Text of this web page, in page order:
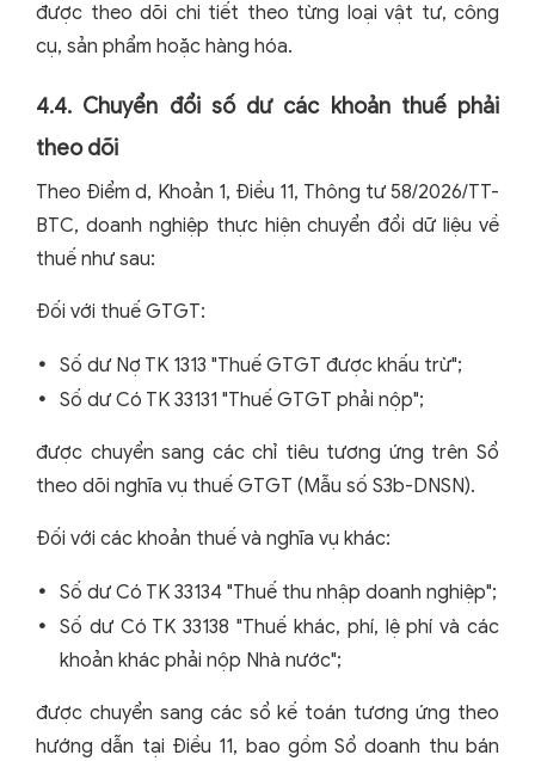
được theo dõi chi tiết theo từng loại vật tư, công
cụ, sản phẩm hoặc hàng hóa.
4.4. Chuyển đổi số dư các khoản thuế phải
theo dõi
Theo Điểm d, Khoản 1, Điều 11, Thông tư 58/2026/TT-
BTC, doanh nghiệp thực hiện chuyển đổi dữ liệu về
thuế như sau:
Đối với thuế GTGT:
Số dư Nợ TK 1313 "Thuế GTGT được khấu trừ";
Số dư Có TK 33131 "Thuế GTGT phải nộp";
được chuyển sang các chỉ tiêu tương ứng trên Sổ
theo dõi nghĩa vụ thuế GTGT (Mẫu số S3b-DNSN).
Đối với các khoản thuế và nghĩa vụ khác:
Số dư Có TK 33134 "Thuế thu nhập doanh nghiệp";
Số dư Có TK 33138 "Thuế khác, phí, lệ phí và các
khoản khác phải nộp Nhà nước";
được chuyển sang các sổ kế toán tương ứng theo
hướng dẫn tại Điều 11, bao gồm Sổ doanh thu bán